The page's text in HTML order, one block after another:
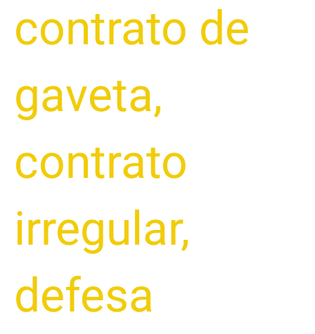
contrato de
gaveta,
contrato
irregular,
defesa